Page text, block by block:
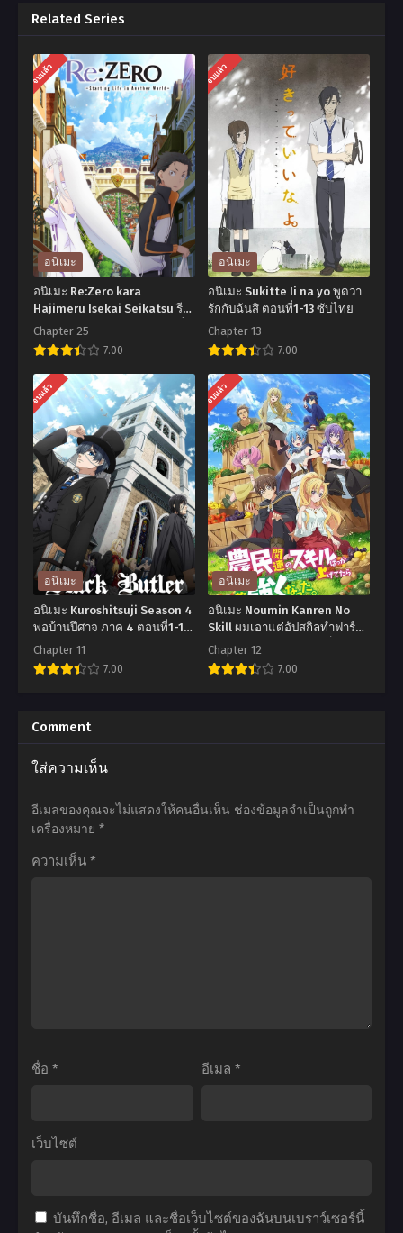
Related Series
จบแล้ว
อนิเมะ
อนิเมะ Re:Zero kara
Hajimeru Isekai Seikatsu รีเซ
ทชีวิต ฝ่าวิกฤตต่างโลก ตอนที่1-
25 ซับไทย
Chapter 25
7.00
อ
นิ
เมะ
Re:Zero
kara
Hajimeru
Isekai
Seikatsu รี
เซ
ทชี
วิต
ฝ่า
วิกฤต
โลก
ตอน
ที่1-
ซับ
จบแล้ว
อนิเมะ
อนิเมะ Sukitte Ii na yo พูดว่า
รักกับฉันสิ ตอนที่1-13 ซับไทย
Chapter 13
7.00
อ
นิ
เมะ
Sukitte
Ii
na
yo
พูด
ว่า
รัก
กับ
ฉัน
สิ
13
จบแล้ว
อนิเมะ
อนิเมะ Kuroshitsuji Season 4
พ่อบ้านปีศาจ ภาค 4 ตอนที่1-11
ซับไทย
Chapter 11
7.00
นิ
เมะ
Kuroshitsuji
4
บ้าน
ไทย
จบแล้ว
อนิเมะ
อนิเมะ Noumin Kanren No
Skill ผมเอาแต่อัปสกิลทำฟาร์ม
แต่ไม่รู้ทำไมผมถึงได้แข็งแกร่ง
ขึ้นซะงั้น ตอนที่1-12 พากย์
ไทย+ซับไทย
Chapter 12
7.00
เมะ
Kanren
ทำไม
ซะ
Comment
ใส่ความเห็น
อีเมลของคุณจะไม่แสดงให้คนอื่นเห็น ช่องข้อมูลจำเป็นถูกทำ
เครื่องหมาย *
ความเห็น *
ชื่อ * อีเมล *
เว็บไซต์
บันทึกชื่อ, อีเมล และชื่อเว็บไซต์ของฉันบนเบราว์เซอร์นี้